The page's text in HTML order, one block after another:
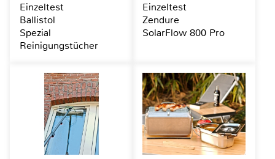
Einzeltest
Ballistol
Spezial
Reinigungstücher
Einzeltest
Zendure
SolarFlow 800 Pro